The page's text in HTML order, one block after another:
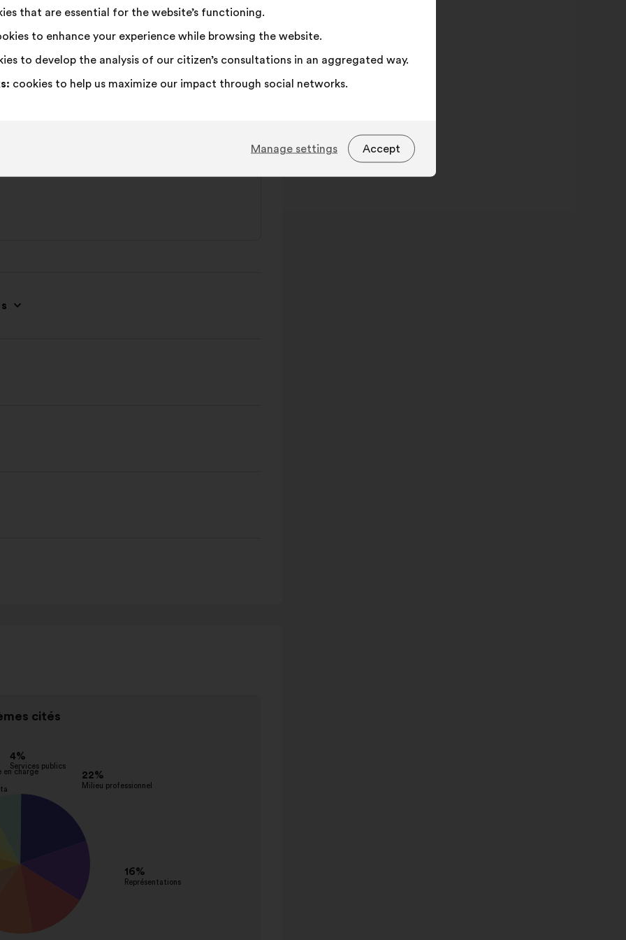
dans l’histoire, la culture et les sciences
et inciter les femmes à investir certains
cités
that are essential for the website’s functioning.
to enhance your experience while browsing the website.
to develop the analysis of our citizen’s consultations in an aggregated way.
cookies to help us maximize our impact through social networks.
Accept
Manage settings